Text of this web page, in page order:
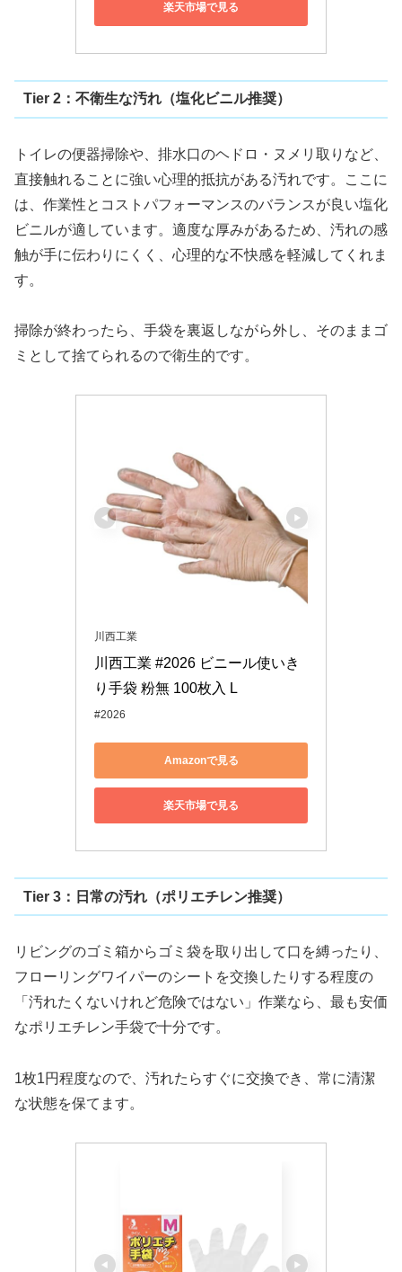
楽天市場で見る
Tier 2：不衛生な汚れ（塩化ビニル推奨）
トイレの便器掃除や、排水口のヘドロ・ヌメリ取りなど、
直接触れることに強い心理的抵抗がある汚れです。ここに
は、作業性とコストパフォーマンスのバランスが良い塩化
ビニルが適しています。適度な厚みがあるため、汚れの感
触が手に伝わりにくく、心理的な不快感を軽減してくれま
す。
掃除が終わったら、手袋を裏返しながら外し、そのままゴ
ミとして捨てられるので衛生的です。
川西工業
川西工業 #2026 ビニール使いき
り手袋 粉無 100枚入 L
#2026
Amazonで見る
楽天市場で見る
Tier 3：日常の汚れ（ポリエチレン推奨）
リビングのゴミ箱からゴミ袋を取り出して口を縛ったり、
フローリングワイパーのシートを交換したりする程度の
「汚れたくないけれど危険ではない」作業なら、最も安価
なポリエチレン手袋で十分です。
1枚1円程度なので、汚れたらすぐに交換でき、常に清潔
な状態を保てます。